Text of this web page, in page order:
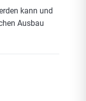
kann und
Ausbau